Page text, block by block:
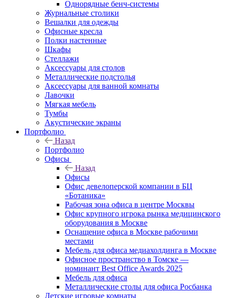
Однорядные бенч-системы
Журнальные столики
Вешалки для одежды
Офисные кресла
Полки настенные
Шкафы
Стеллажи
Аксессуары для столов
Металлические подстолья
Аксессуары для ванной комнаты
Лавочки
Мягкая мебель
Тумбы
Акустические экраны
Портфолио
Назад
Портфолио
Офисы
Назад
Офисы
Офис девелоперской компании в БЦ
«Ботаника»
Рабочая зона офиса в центре Москвы
Офис крупного игрока рынка медицинского
оборудования в Москве
Оснащение офиса в Москве рабочими
местами
Мебель для офиса медиахолдинга в Москве
Офисное пространство в Томске —
номинант Best Office Awards 2025
Мебель для офиса
Металлические столы для офиса Росбанка
Детские игровые комнаты